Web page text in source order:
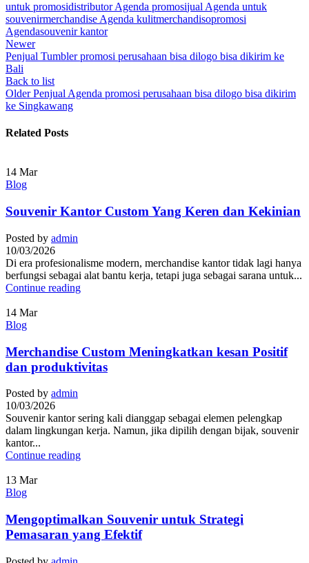
untuk promosidistributor Agenda promosijual Agenda untuk
souvenirmerchandise Agenda kulitmerchandisopromosi
Agendasouvenir kantor
Newer
Penjual Tumbler promosi perusahaan bisa dilogo bisa dikirim ke
Bali
Back to list
Older Penjual Agenda promosi perusahaan bisa dilogo bisa dikirim
ke Singkawang
Related Posts
14 Mar
Blog
Souvenir Kantor Custom Yang Keren dan Kekinian
Posted by admin
10/03/2026
Di era profesionalisme modern, merchandise kantor tidak lagi hanya
berfungsi sebagai alat bantu kerja, tetapi juga sebagai sarana untuk...
Continue reading
14 Mar
Blog
Merchandise Custom Meningkatkan kesan Positif
dan produktivitas
Posted by admin
10/03/2026
Souvenir kantor sering kali dianggap sebagai elemen pelengkap
dalam lingkungan kerja. Namun, jika dipilih dengan bijak, souvenir
kantor...
Continue reading
13 Mar
Blog
Mengoptimalkan Souvenir untuk Strategi
Pemasaran yang Efektif